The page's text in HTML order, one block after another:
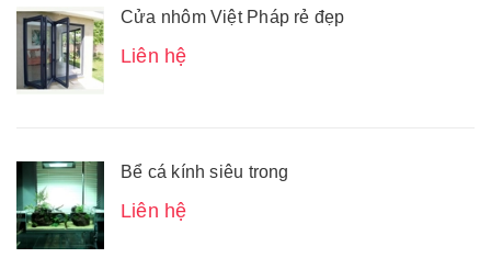
Cửa nhôm Việt Pháp rẻ đẹp
Liên hệ
Bể cá kính siêu trong
Liên hệ